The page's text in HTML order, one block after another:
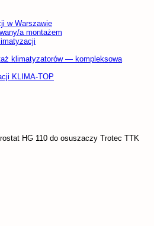
w Warszawie
a montażem
klimatyzatorów — kompleksowa
KLIMA-TOP
HG 110 do osuszaczy Trotec TTK